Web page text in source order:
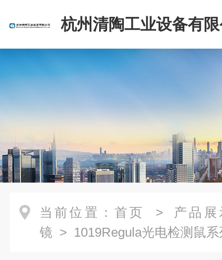
杭州清陶工业设备有
当前位置： 首页 > 产品展
镜 > 1019Regula光电检测鼠